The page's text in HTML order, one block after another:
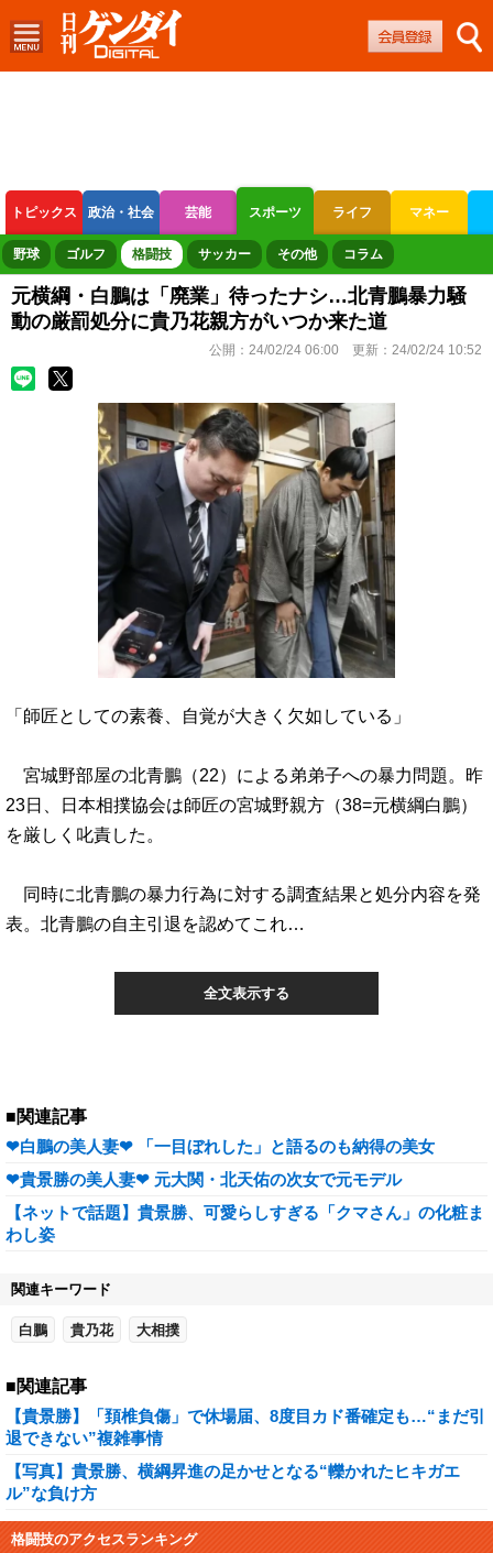
トピックス 政治・社会 芸能 スポーツ ライフ マネー
ボートレース 競輪 オートレース
野球 ゴルフ 格闘技 サッカー その他 コラム
元横綱・白鵬は「廃業」待ったナシ…北青鵬暴力騒
動の厳罰処分に貴乃花親方がいつか来た道
公開： 24/02/24 06:00 更新： 24/02/24 10:52
「師匠としての素養、自覚が大きく欠如している」
宮城野部屋の北青鵬（22）による弟弟子への暴力問題。昨
23日、日本相撲協会は師匠の宮城野親方（38=元横綱白鵬）
を厳しく叱責した。
同時に北青鵬の暴力行為に対する調査結果と処分内容を発
表。北青鵬の自主引退を認めてこれ…
全文表示する
■関連記事
❤白鵬の美人妻❤ 「一目ぼれした」と語るのも納得の美女
❤貴景勝の美人妻❤ 元大関・北天佑の次女で元モデル
【ネットで話題】貴景勝、可愛らしすぎる「クマさん」の化粧ま
わし姿
関連キーワード
白鵬 貴乃花 大相撲
■関連記事
【貴景勝】「頚椎負傷」で休場届、8度目カド番確定も…“まだ引
退できない”複雑事情
【写真】貴景勝、横綱昇進の足かせとなる“轢かれたヒキガエ
ル”な負け方
格闘技のアクセスランキング